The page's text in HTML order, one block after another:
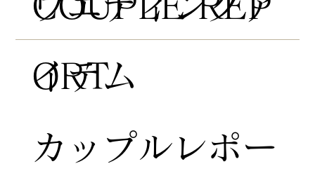
ORT
​カップルレポー
イテム